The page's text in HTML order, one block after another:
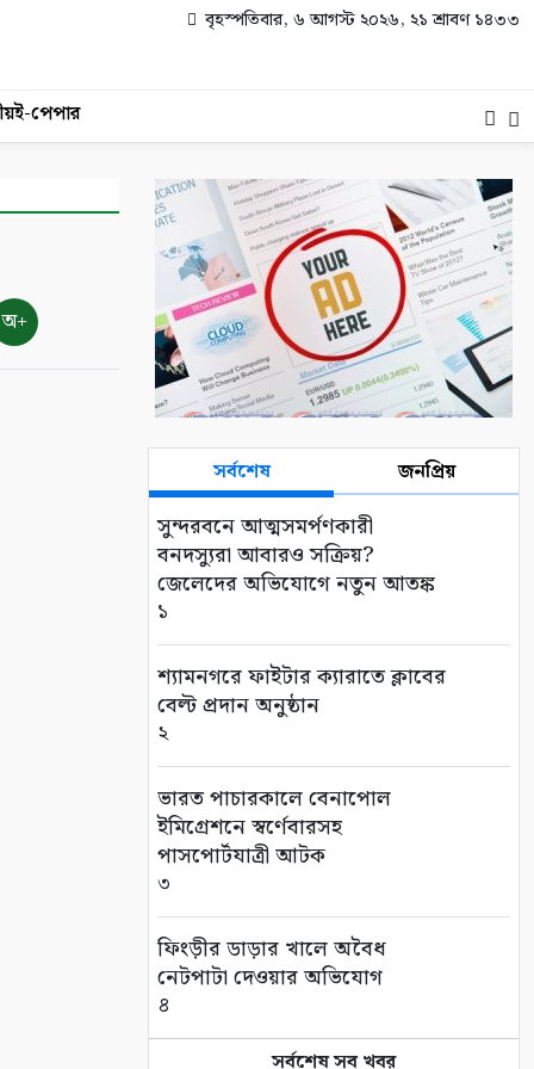
বৃহস্পতিবার, ৬ আগস্ট ২০২৬, ২১ শ্রাবণ ১৪৩৩
ই-পেপার
অ+
সর্বশেষ জনপ্রিয়
সুন্দরবনে আত্মসমর্পণকারী
বনদস্যুরা আবারও সক্রিয়?
জেলেদের অভিযোগে নতুন আতঙ্ক
১
শ্যামনগরে ফাইটার ক্যারাতে ক্লাবের
বেল্ট প্রদান অনুষ্ঠান
২
ভারত পাচারকালে বেনাপোল
ইমিগ্রেশনে স্বর্ণেবারসহ
পাসপোর্টযাত্রী আটক
৩
ফিংড়ীর ডাড়ার খালে অবৈধ
নেটপাটা দেওয়ার অভিযোগ
৪
সর্বশেষ সব খবর